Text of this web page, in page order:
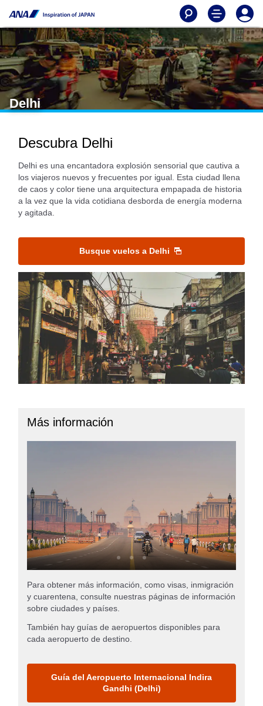
Delhi
Descubra Delhi
Delhi es una encantadora explosión sensorial que cautiva a
los viajeros nuevos y frecuentes por igual. Esta ciudad llena
de caos y color tiene una arquitectura empapada de historia
a la vez que la vida cotidiana desborda de energía moderna
y agitada.
Busque vuelos a Delhi
Más información
Para obtener más información, como visas, inmigración
y cuarentena, consulte nuestras páginas de información
sobre ciudades y países.
También hay guías de aeropuertos disponibles para
cada aeropuerto de destino.
Guía del Aeropuerto Internacional Indira
Gandhi (Delhi)